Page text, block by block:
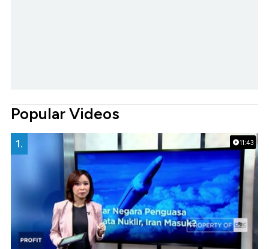
Popular Videos
11:43
1.